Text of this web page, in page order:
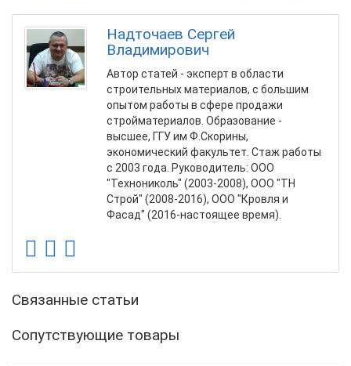
Надточаев Сергей
Владимирович
Автор статей - эксперт в области
строительных материалов, с большим
опытом работы в сфере продажи
стройматериалов. Образование -
высшее, ГГУ им Ф.Скорины,
экономический факультет. Стаж работы
с 2003 года. Руководитель: ООО
"Технониколь" (2003-2008), ООО "ТН
Строй" (2008-2016), ООО "Кровля и
Фасад" (2016-настоящее время).
Связанные статьи
Сопутствующие товары